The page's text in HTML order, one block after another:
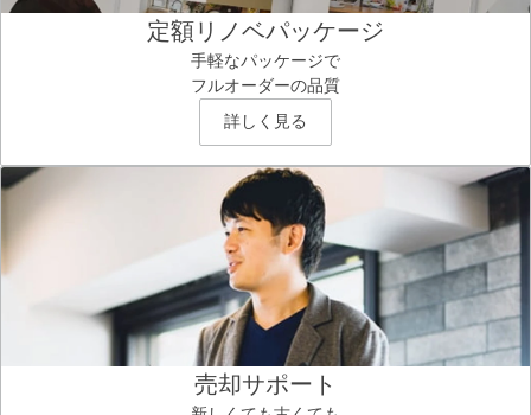
定額リノベパッケージ
手軽なパッケージで
フルオーダーの品質
詳しく見る
売却サポート